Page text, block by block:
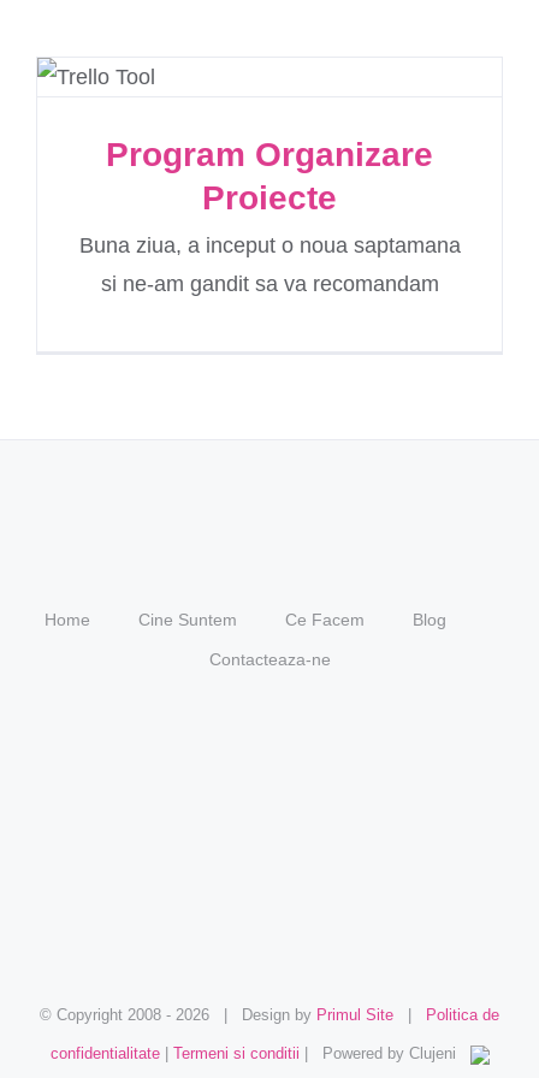
Program Organizare
Proiecte
Buna ziua, a inceput o noua saptamana
si ne-am gandit sa va recomandam
Home Cine Suntem Ce Facem Blog
Contacteaza-ne
© Copyright 2008 - 2026 | Design by Primul Site Politica de
confidentialitate| Termeni si conditii | Powered by Clujeni